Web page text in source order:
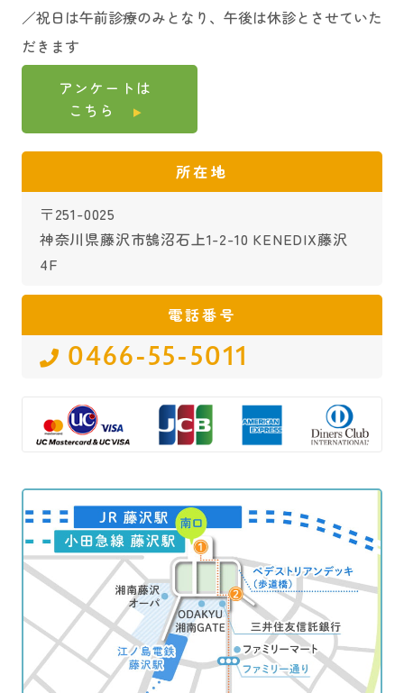
／祝日は午前診療のみとなり、午後は休診とさせていた
だきます
アンケートは
こちら
所在地
〒251-0025
神奈川県藤沢市鵠沼石上1-2-10 KENEDIX藤沢
4F
電話番号
0466-55-5011